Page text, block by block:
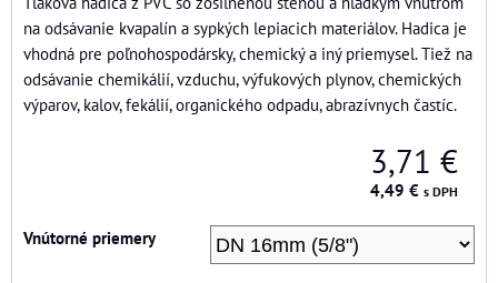
na odsávanie kvapalín a sypkých lepiacich materiálov. Hadica je
vhodná pre poľnohospodársky, chemický a iný priemysel. Tiež na
odsávanie chemikálií, vzduchu, výfukových plynov, chemických
výparov, kalov, fekálií, organického odpadu, abrazívnych častíc.
3,71 €
4,49 € s DPH
Vnútorné priemery